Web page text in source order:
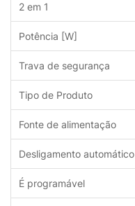
2 em 1
Potência [W]
Trava de segurança
Tipo de Produto
Fonte de alimentação
Desligamento automático
É programável